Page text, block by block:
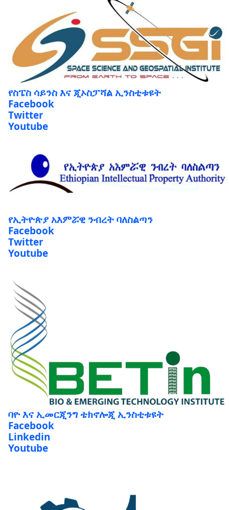
የስፔስ ሳይንስ እና ጂኦስፓሻል ኢንስቲቱዩት
Facebook
Twitter
Youtube
የኢትዮጵያ አእምሯዊ ንብረት ባለስልጣን
Facebook
Twitter
Youtube
ባዮ እና ኢመርጂንግ ቴክኖሎጂ ኢንስቲቱዩት
Facebook
Linkedin
Youtube